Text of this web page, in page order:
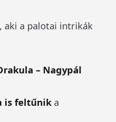
aki a palotai intrikák
– Nagypál
is feltűnik a